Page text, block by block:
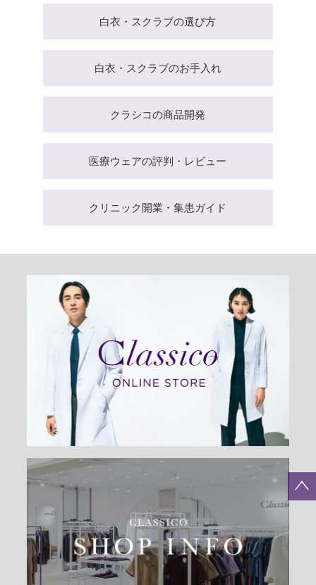
白衣・スクラブの選び方
白衣・スクラブのお手入れ
クラシコの商品開発
医療ウェアの評判・レビュー
クリニック開業・集患ガイド